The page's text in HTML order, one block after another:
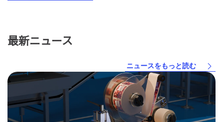
最新ニュース
ニュースをもっと読む